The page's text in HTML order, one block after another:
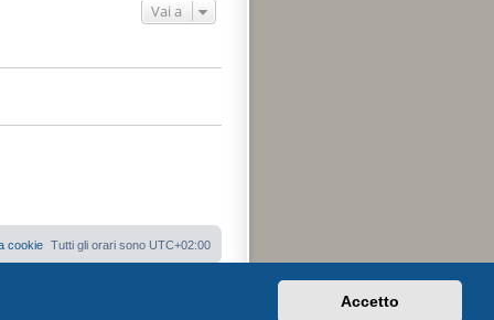
Accetto
Vai a
Tutti gli orari sono UTC+02:00
cookie